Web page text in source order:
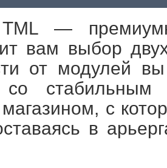
TML —
вам выбор
от модулей
со
с
в